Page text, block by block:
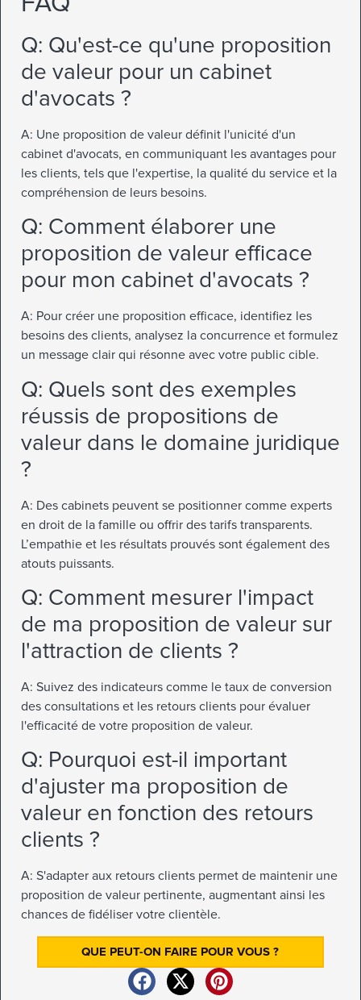
Q: Qu'est-ce qu'une proposition
de valeur pour un cabinet
d'avocats ?
A: Une proposition de valeur définit l'unicité d'un
cabinet d'avocats, en communiquant les avantages pour
les clients, tels que l'expertise, la qualité du service et la
compréhension de leurs besoins.
Q: Comment élaborer une
proposition de valeur efficace
pour mon cabinet d'avocats ?
A: Pour créer une proposition efficace, identifiez les
besoins des clients, analysez la concurrence et formulez
un message clair qui résonne avec votre public cible.
Q: Quels sont des exemples
réussis de propositions de
valeur dans le domaine juridique
?
A: Des cabinets peuvent se positionner comme experts
en droit de la famille ou offrir des tarifs transparents.
L’empathie et les résultats prouvés sont également des
atouts puissants.
Q: Comment mesurer l'impact
de ma proposition de valeur sur
l'attraction de clients ?
A: Suivez des indicateurs comme le taux de conversion
des consultations et les retours clients pour évaluer
l'efficacité de votre proposition de valeur.
Q: Pourquoi est-il important
d'ajuster ma proposition de
valeur en fonction des retours
clients ?
A: S'adapter aux retours clients permet de maintenir une
proposition de valeur pertinente, augmentant ainsi les
chances de fidéliser votre clientèle.
QUE PEUT-ON FAIRE POUR VOUS ?